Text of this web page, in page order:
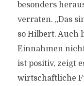
besonders
verraten. „Das
so Hilbert. Auch
Einnahmen
ist positiv, zeigt
wirtschaftliche